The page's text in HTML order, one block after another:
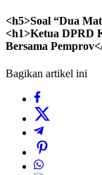
<h5>Soal “Dua
<h1>Ketua DPRD
Bersama
Bagikan artikel ini